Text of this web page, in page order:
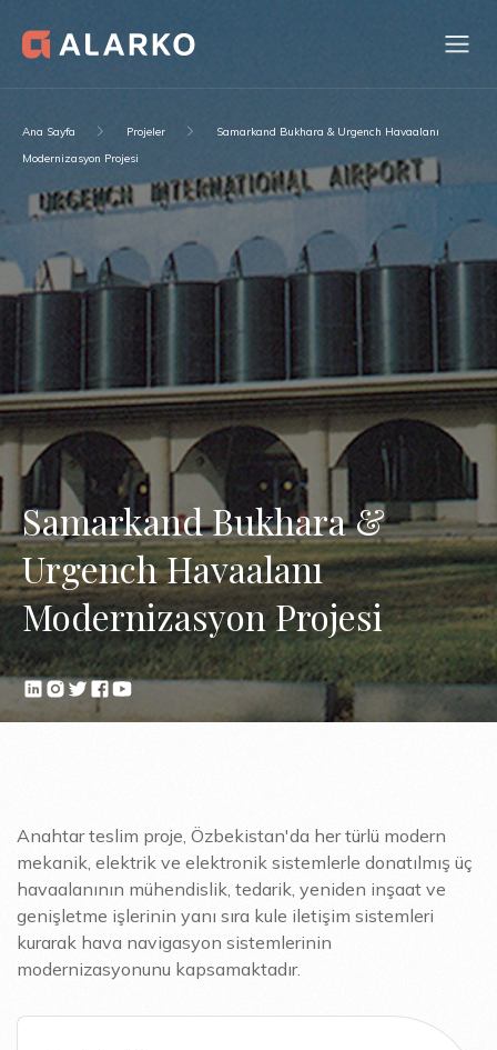
Ana Sayfa Projeler
Samarkand Bukhara & Urgench Havaalanı
Modernizasyon Projesi
Samarkand Bukhara &
Urgench Havaalanı
Modernizasyon Projesi
Anahtar teslim proje, Özbekistan'da her türlü modern
mekanik, elektrik ve elektronik sistemlerle donatılmış üç
havaalanının mühendislik, tedarik, yeniden inşaat ve
genişletme işlerinin yanı sıra kule iletişim sistemleri
kurarak hava navigasyon sistemlerinin
modernizasyonunu kapsamaktadır.